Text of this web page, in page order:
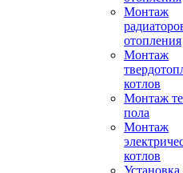
Монтаж
отопления
Монтаж
котлов
Монтаж
пола
Монтаж
котлов
Установка